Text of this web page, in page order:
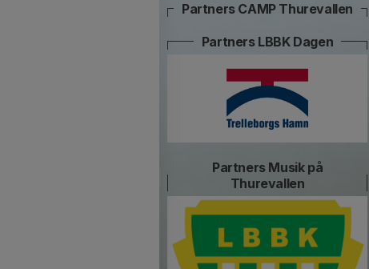
Partners CAMP Thurevallen
Partners LBBK Dagen
Partners Musik på
Thurevallen